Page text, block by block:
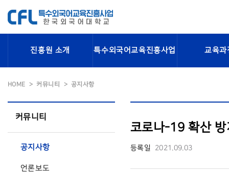
진흥원 소개 특수외국어교육진흥사업 교육과
HOME 커뮤니티 공지사항
커뮤니티
공지사항
언론보도
코로나-19 확산 방
등록일 2021.09.03